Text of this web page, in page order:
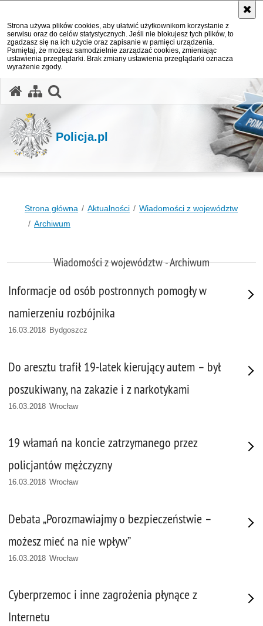
Strona używa plików cookies, aby ułatwić użytkownikom korzystanie z
serwisu oraz do celów statystycznych. Jeśli nie blokujesz tych plików, to
zgadzasz się na ich użycie oraz zapisanie w pamięci urządzenia.
Pamiętaj, że możesz samodzielnie zarządzać cookies, zmieniając
ustawienia przeglądarki. Brak zmiany ustawienia przeglądarki oznacza
wyrażenie zgody.
Policja.pl
Strona główna Aktualności
Wiadomości z województw
Archiwum
Wiadomości z województw - Archiwum
Informacje od osób postronnych pomogły w
namierzeniu rozbójnika
16.03.2018 Bydgoszcz
Do aresztu trafił 19-latek kierujący autem – był
poszukiwany, na zakazie i z narkotykami
16.03.2018 Wrocław
19 włamań na koncie zatrzymanego przez
policjantów mężczyzny
16.03.2018 Wrocław
Debata „Porozmawiajmy o bezpieczeństwie –
możesz mieć na nie wpływ”
16.03.2018 Wrocław
Cyberprzemoc i inne zagrożenia płynące z
Internetu